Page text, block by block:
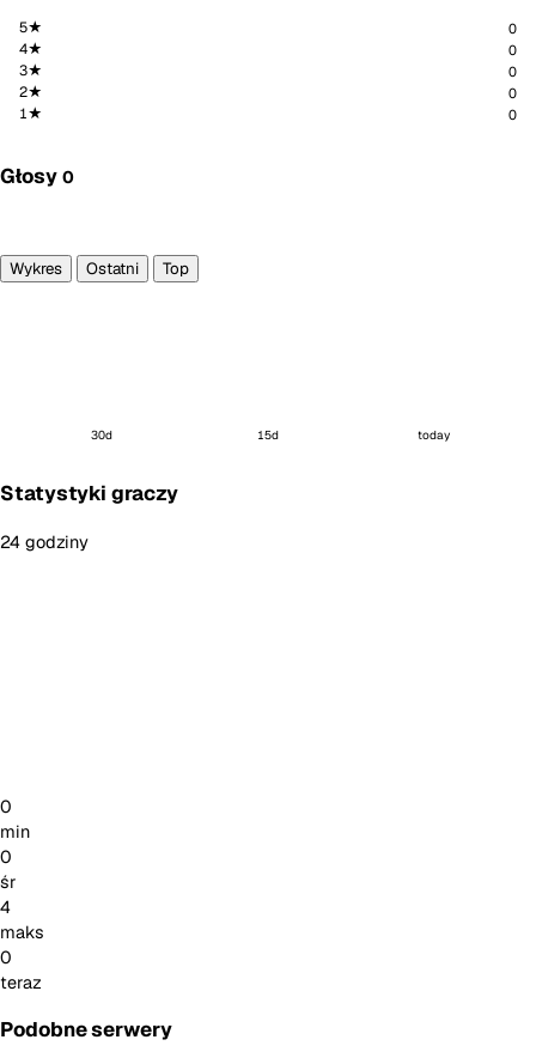
5★ 0
4★ 0
3★ 0
2★ 0
1★ 0
Głosy 0
Wykres
Ostatni Top
30d 15d today
Statystyki graczy
24 godziny
0
min
0
śr
4
maks
0
teraz
Podobne serwery